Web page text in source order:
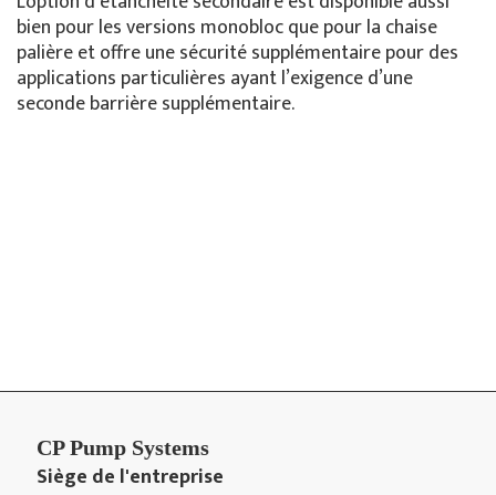
bien pour les versions monobloc que pour la chaise
palière et offre une sécurité supplémentaire pour des
applications particulières ayant l’exigence d’une
seconde barrière supplémentaire.
CP Pump Systems
Siège de l'entreprise